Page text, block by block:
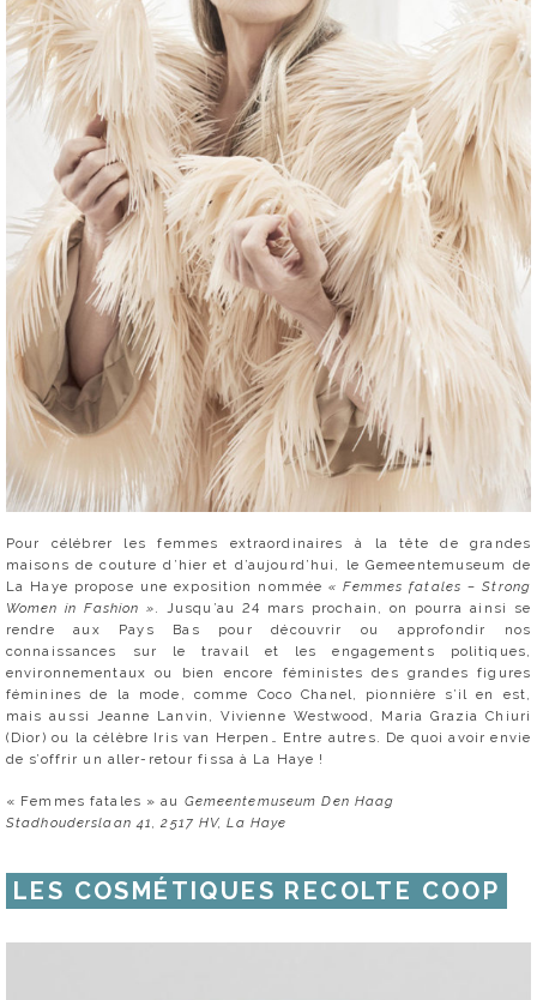
Pour célébrer les femmes extraordinaires à la tête de grandes
maisons de couture d’hier et d’aujourd’hui, le Gemeentemuseum de
La Haye propose une exposition nommée« Femmes fatales – Strong
Women in Fashion » . Jusqu’au 24 mars prochain, on pourra ainsi se
rendre aux Pays Bas pour découvrir ou approfondir nos
connaissances sur le travail et les engagements politiques,
environnementaux ou bien encore féministes des grandes figures
féminines de la mode, comme Coco Chanel, pionnière s’il en est,
mais aussi Jeanne Lanvin, Vivienne Westwood, Maria Grazia Chiuri
(Dior) ou la célèbre Iris van Herpen… Entre autres. De quoi avoir envie
de s’offrir un aller-retour fissa à La Haye !
« Femmes fatales » au Gemeentemuseum Den Haag
Stadhouderslaan 41, 2517 HV, La Haye
LES COSMÉTIQUES RECOLTE COOP